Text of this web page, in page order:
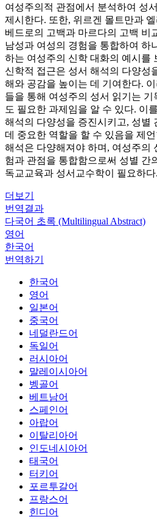
여성주의적 관점에서 분석하여 성
제시한다. 또한, 위르겐 몰트만과
베드로의 고백과 마르다의 고백 비
남성과 여성의 경험을 통합하여 하
하는 여성주의 신학 대화의 예시를
신학적 접근은 성서 해석의 다양성
해와 공감을 높이는 데 기여한다.
들을 통해 여성주의 성서 읽기는
도 필요한 과제임을 알 수 있다. 이
해석의 다양성을 증진시키고, 성별
데 중요한 역할을 할 수 있음을 제
해석은 다양해져야 하며, 여성주의
험과 관점을 통합함으로써 성별 간
독교교육과 성서교수학이 필요하다.
더보기
번역결과
다국어 초록 (Multilingual Abstract)
영어
한국어
번역하기
한국어
영어
일본어
중국어
네덜란드어
독일어
러시아어
말레이시아어
벵골어
베트남어
스페인어
아랍어
이탈리아어
인도네시아어
태국어
터키어
포르투갈어
프랑스어
힌디어